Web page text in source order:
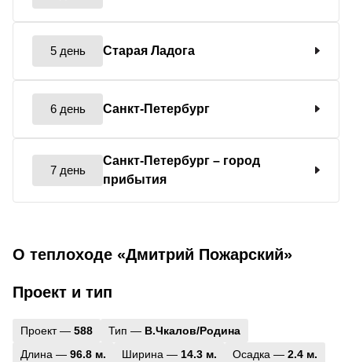
5 день Старая Ладога
6 день Санкт-Петербург
7 день
Санкт-Петербург – город
прибытия
О теплоходе «Дмитрий Пожарский»
Проект и тип
Проект — 588 Тип — В.Чкалов/Родина
Длина — 96.8 м. Ширина — 14.3 м. Осадка — 2.4 м.